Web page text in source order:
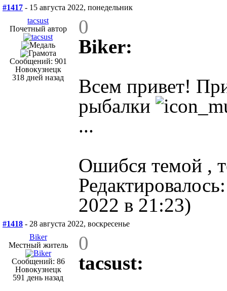
#1417 - 15 августа 2022, понедельник
tacsust
Почетный автор
Сообщений: 901
Новокузнецк
318 дней назад
0
Biker:
Всем привет!
рыбалки
...
Ошибся темой ,
2022 в 21:23)
#1418 - 28 августа 2022, воскресенье
Biker
Местный житель
Сообщений: 86
Новокузнецк
591 день назад
0
tacsust: